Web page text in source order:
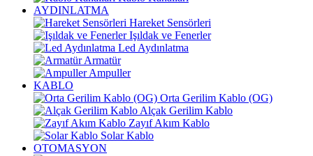
AYDINLATMA
Hareket Sensörleri
Işıldak ve Fenerler
Led Aydınlatma
Armatür
Ampuller
KABLO
Orta Gerilim Kablo (OG)
Alçak Gerilim Kablo
Zayıf Akım Kablo
Solar Kablo
OTOMASYON